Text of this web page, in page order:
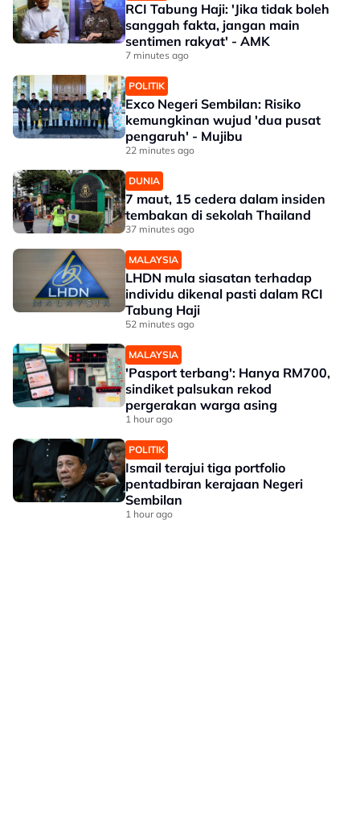
RCI Tabung Haji: 'Jika tidak boleh
sanggah fakta, jangan main
sentimen rakyat' - AMK
7 minutes ago
POLITIK
Exco Negeri Sembilan: Risiko
kemungkinan wujud 'dua pusat
pengaruh' - Mujibu
22 minutes ago
DUNIA
7 maut, 15 cedera dalam insiden
tembakan di sekolah Thailand
37 minutes ago
MALAYSIA
LHDN mula siasatan terhadap
individu dikenal pasti dalam RCI
Tabung Haji
52 minutes ago
MALAYSIA
'Pasport terbang': Hanya RM700,
sindiket palsukan rekod
pergerakan warga asing
1 hour ago
POLITIK
Ismail terajui tiga portfolio
pentadbiran kerajaan Negeri
Sembilan
1 hour ago